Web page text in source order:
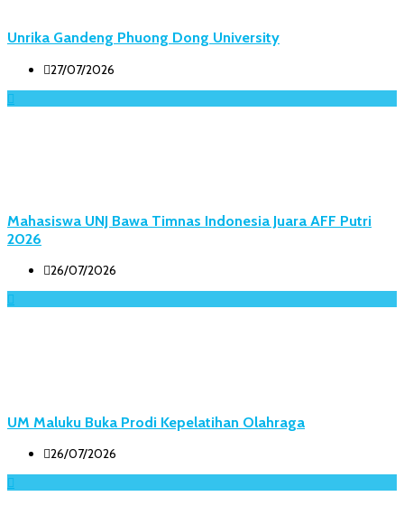
Unrika Gandeng Phuong Dong University
27/07/2026
Mahasiswa UNJ Bawa Timnas Indonesia Juara AFF Putri
2026
26/07/2026
UM Maluku Buka Prodi Kepelatihan Olahraga
26/07/2026